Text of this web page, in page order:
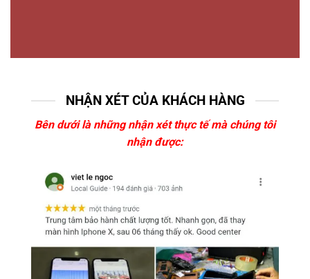
NHẬN XÉT CỦA KHÁCH HÀNG
Bên dưới là những nhận xét thực tế mà chúng tôi
nhận được: